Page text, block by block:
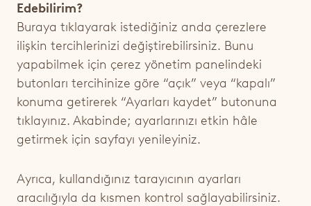
Edebilirim?
Buraya tıklayarak istediğiniz anda çerezlere
ilişkin tercihlerinizi değiştirebilirsiniz. Bunu
yapabilmek için çerez yönetim panelindeki
butonları tercihinize göre “açık” veya “kapalı”
konuma getirerek “Ayarları kaydet” butonuna
tıklayınız. Akabinde; ayarlarınızı etkin hâle
getirmek için sayfayı yenileyiniz.
Ayrıca, kullandığınız tarayıcının ayarları
aracılığıyla da kısmen kontrol sağlayabilirsiniz.